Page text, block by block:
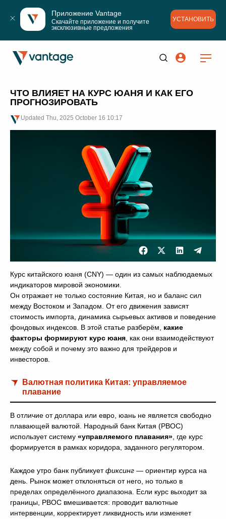
Приложение Vantage
Скачайте приложение и получите
эксклюзивные предложения
УСТАНОВИТЬ
ЧТО ВЛИЯЕТ НА КУРС ЮАНЯ И КАК ЕГО
ПРОГНОЗИРОВАТЬ
Updated Thu, 2025 October 16 10:17
Курс китайского юаня (CNY) — один из самых наблюдаемых
индикаторов мировой экономики.
Он отражает не только состояние Китая, но и баланс сил
между Востоком и Западом. От его движения зависят
стоимость импорта, динамика сырьевых активов и поведение
фондовых индексов. В этой статье разберём, какие
факторы формируют курс юаня , как они взаимодействуют
между собой и почему это важно для трейдеров и
инвесторов.
Валютная политика Китая: управляемое
плавание
В отличие от доллара или евро, юань не является свободно
плавающей валютой. Народный банк Китая (PBOC)
использует систему «управляемого плавания» , где курс
формируется в рамках коридора, заданного регулятором.
Каждое утро банк публикуетфиксинг — ориентир курса на
день. Рынок может отклоняться от него, но только в
пределах определённого диапазона. Если курс выходит за
границы, PBOC вмешивается: проводит валютные
интервенции, корректирует ликвидность или изменяет